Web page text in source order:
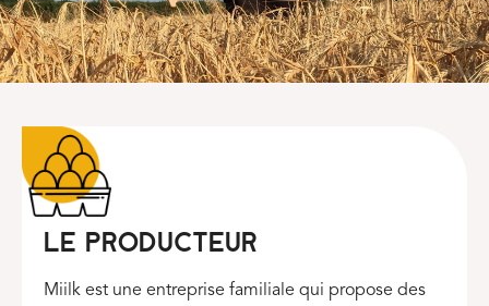
Le producteur
Miilk est une entreprise familiale qui propose des